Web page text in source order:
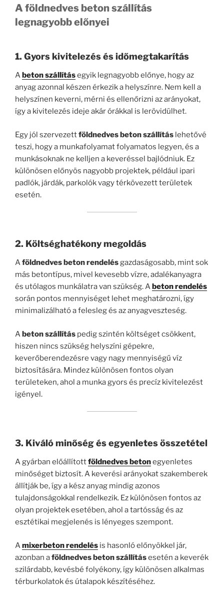
A földnedves beton szállítás
legnagyobb előnyei
1. Gyors kivitelezés és időmegtakarítás
Abeton szállításegyik legnagyobb előnye, hogy az
anyag azonnal készen érkezik a helyszínre. Nem kell a
helyszínen keverni, mérni és ellenőrizni az arányokat,
így a kivitelezés ideje akár órákkal is lerövidülhet.
Egy jól szervezettföldnedves beton szállítás lehetővé
teszi, hogy a munkafolyamat folyamatos legyen, és a
munkásoknak ne kelljen a keveréssel bajlódniuk. Ez
különösen előnyös nagyobb projektek, például ipari
padlók, járdák, parkolók vagy térkövezett területek
esetén.
2. Költséghatékony megoldás
Aföldnedves beton rendelésgazdaságosabb, mint sok
más betontípus, mivel kevesebb vízre, adalékanyagra
és utólagos munkálatra van szükség. Abeton rendelés
során pontos mennyiséget lehet meghatározni, így
minimalizálható a felesleg és az anyagveszteség.
Abeton szállítás pedig szintén költséget csökkent,
hiszen nincs szükség helyszíni gépekre,
keverőberendezésre vagy nagy mennyiségű víz
biztosítására. Mindez különösen fontos olyan
területeken, ahol a munka gyors és precíz kivitelezést
igényel.
3. Kiváló minőség és egyenletes összetétel
A gyárban előállítottföldnedves betonegyenletes
minőséget biztosít. A keverési arányokat szakemberek
állítják be, így a kész anyag mindig azonos
tulajdonságokkal rendelkezik. Ez különösen fontos az
olyan projektek esetében, ahol a tartósság és az
esztétikai megjelenés is lényeges szempont.
Amixerbeton rendelés is hasonló előnyökkel jár,
azonban aföldnedves beton szállításesetén a keverék
szilárdabb, kevésbé folyékony, így különösen alkalmas
térburkolatok és útalapok készítéséhez.